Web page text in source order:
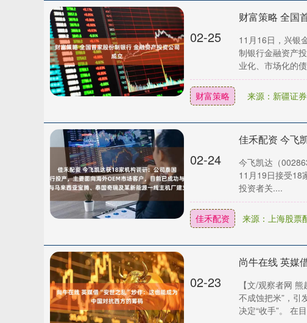
02-25
财富策略 全国
11月16日，兴银
制银行金融资产
业化、市场化的
财富策略 来源：新疆证
02-24
今飞凯达（
11月19日接受18
投资者关....
佳禾配资 来源：上海股票
02-23
尚牛在线 英媒
【文/观察者网
不成蚀把米”，引
决定“收手”。 在